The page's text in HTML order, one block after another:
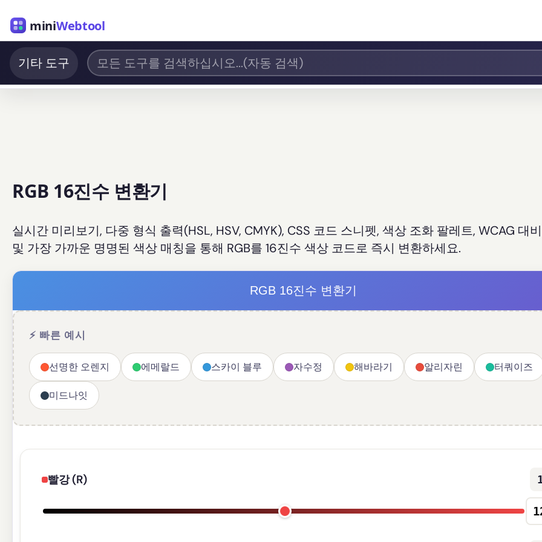
miniWebtool
기타 도구
RGB 16진수 변환기
실시간 미리보기, 다중 형식 출력(HSL, HSV, CMYK), CSS 코드 스니펫, 색상 조화 팔레트, WCAG 대
및 가장 가까운 명명된 색상 매칭을 통해 RGB를 16진수 색상 코드로 즉시 변환하세요.
RGB 16진수 변환기
⚡ 빠른 예시
선명한 오렌지 에메랄드 스카이 블루 자수정 해바라기 알리자린 터쿼이즈
미드나잇
빨강 (R)